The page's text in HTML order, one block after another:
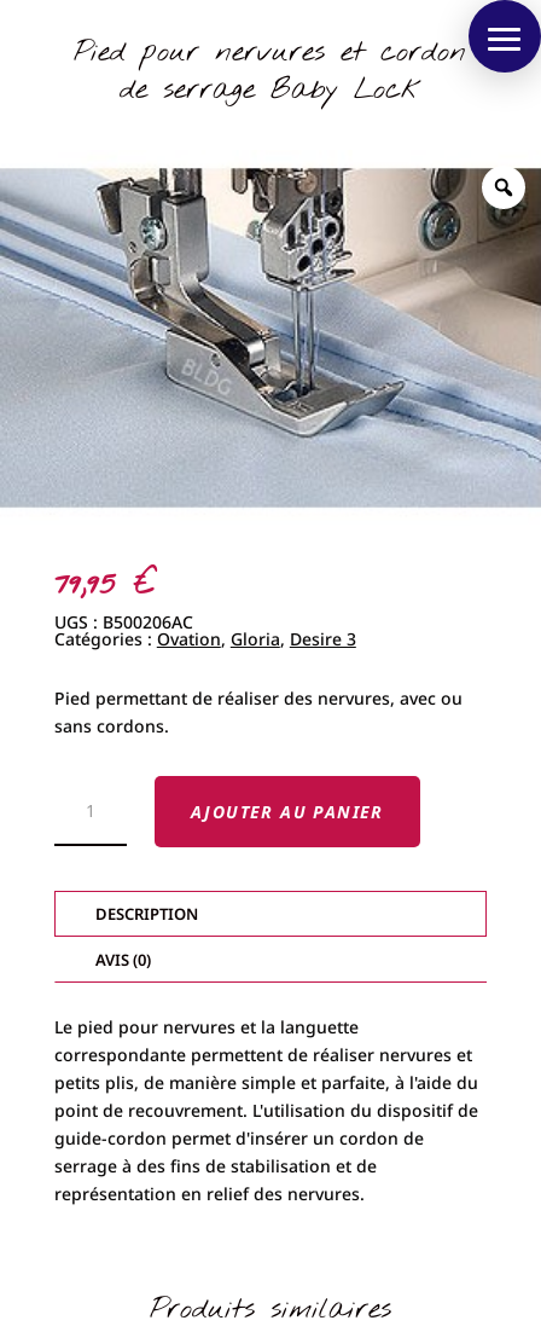
Pied pour nervures et cordon
de serrage Baby Lock
79,95 €
UGS : B500206AC
Catégories : Ovation, Gloria, Desire 3
Pied permettant de réaliser des nervures, avec ou
sans cordons.
NERVURES
CORDON
SERRAGE
BABY
AJOUTER AU PANIER
DESCRIPTION
AVIS (0)
Le pied pour nervures et la languette
correspondante permettent de réaliser nervures et
petits plis, de manière simple et parfaite, à l'aide du
point de recouvrement. L'utilisation du dispositif de
guide-cordon permet d'insérer un cordon de
serrage à des fins de stabilisation et de
représentation en relief des nervures.
Produits similaires